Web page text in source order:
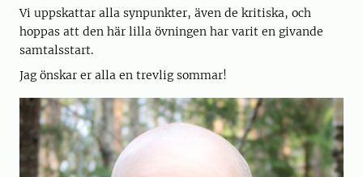
Vi uppskattar alla synpunkter, även de kritiska, och
hoppas att den här lilla övningen har varit en givande
samtalsstart.
Jag önskar er alla en trevlig sommar!